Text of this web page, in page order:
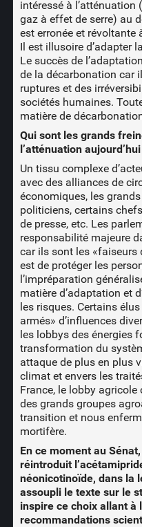
intéressé à
gaz à effet de serre) au
est erronée et révoltante
Il est illusoire d’adapter
Le succès de
de la décarbonation car
ruptures et des
sociétés humaines.
matière de
Qui sont les grands
l’atténuation aujourd’hui
Un tissu complexe
avec des alliances de
économiques, les
politiciens, certains
de presse, etc. Les
responsabilité majeure
car ils sont les «faiseurs
est de protéger les
l’impréparation
matière d’adaptation et
les risques. Certains
armés» d’influences
les lobbys des énergies
transformation du
attaque de plus en plus
climat et envers les
France, le lobby
des grands groupes
transition et nous
mortifère.
En ce moment au
réintroduit
néonicotinoïde, dans la
assoupli le texte sur le
inspire ce choix allant à
recommandations